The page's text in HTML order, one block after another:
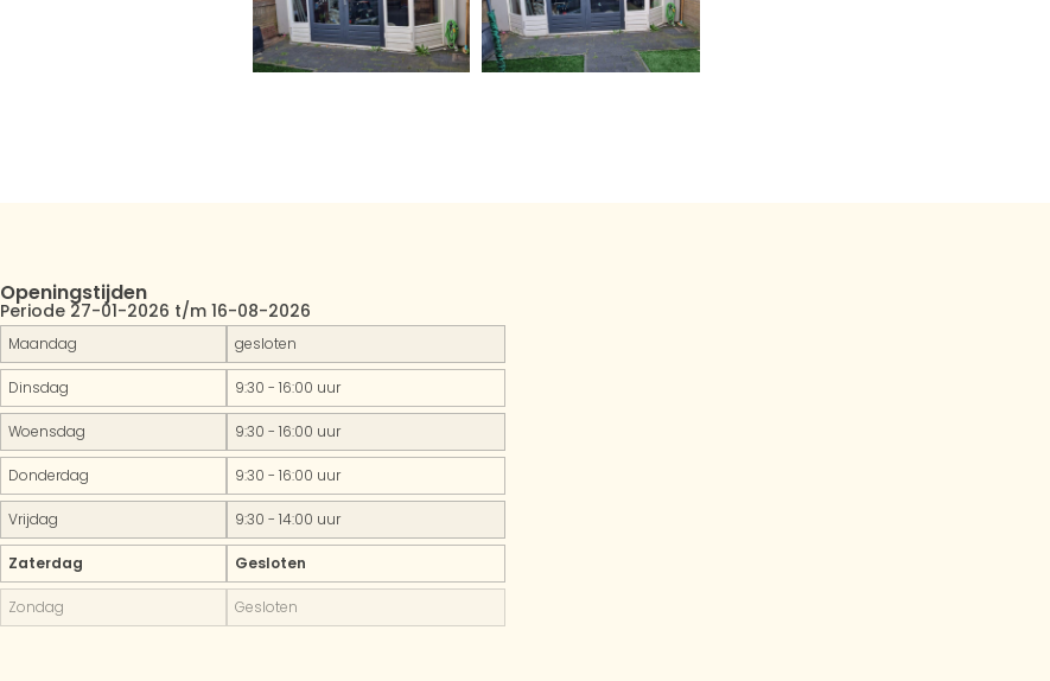
Openingstijden
Periode 27-01-2026 t/m 16-08-2026
Maandag gesloten
Dinsdag 9:30 - 16:00 uur
Woensdag 9:30 - 16:00 uur
Donderdag 9:30 - 16:00 uur
Vrijdag 9:30 - 14:00 uur
Zaterdag Gesloten
Zondag Gesloten